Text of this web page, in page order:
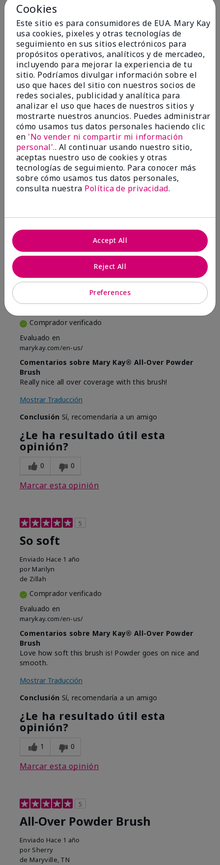
EnviadoHace 1 año
deGalt, California
Comprador verificado
Evaluado en
marykay.com/en-us/
Comentarios sobre Mary Kay® All-Over Powder
Brush
I wasn't expecting it to be so soft & feels delicate on
my skin.
Mostrar Traducción
ConclusiónSí, recomendaría a un amigo
¿Le ha resultado útil esta
opinión?
0 0
5
Comprador verificado
Evaluado en
marykay.com/en-us/
Comentarios sobre Mary Kay® All-Over Powder
Brush
Really nice all over coverage with this brush!
Mostrar Traducción
Conclusión Sí, recomendaría a un amigo
¿Le ha resultado útil esta
opinión?
0 0
Marcar esta opinión
5
So soft
Enviado Hace 1 año
por Marilyn
de Zillah
Comprador verificado
Evaluado en
marykay.com/en-us/
Comentarios sobre Mary Kay® All-Over Powder
Brush
Love how soft this brush is! Powder goes on nice and
smooth.
Mostrar Traducción
Conclusión Sí, recomendaría a un amigo
¿Le ha resultado útil esta
opinión?
1 0
Marcar esta opinión
5
All-Over Powder Brush
Enviado Hace 1 año
por Sherry
de Maryville, TN
Cookies
Este sitio es para consumidores de EUA. Mary Kay
usa cookies, pixeles y otras tecnologías de
seguimiento en sus sitios electrónicos para
propósitos operativos, analíticos y de mercadeo,
incluyendo para mejorar la experiencia de tu
sitio. Podríamos divulgar información sobre el
uso que haces del sitio con nuestros socios de
redes sociales, publicidad y analítica para
analizar el uso que haces de nuestros sitios y
mostrarte nuestros anuncios. Puedes administrar
cómo usamos tus datos personales haciendo clic
en 'No vender ni compartir mi información
personal'.. Al continuar usando nuestro sitio,
aceptas nuestro uso de cookies y otras
tecnologías de seguimiento. Para conocer más
sobre cómo usamos tus datos personales,
consulta nuestra Política de privacidad.
Preferences
Reject All
Accept All